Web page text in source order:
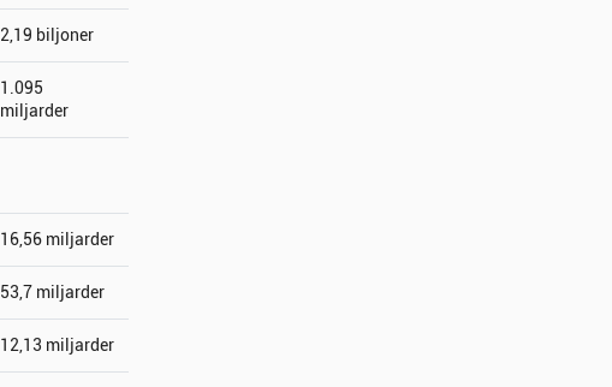
2,19 biljoner
1.095
miljarder
16,56 miljarder
53,7 miljarder
12,13 miljarder